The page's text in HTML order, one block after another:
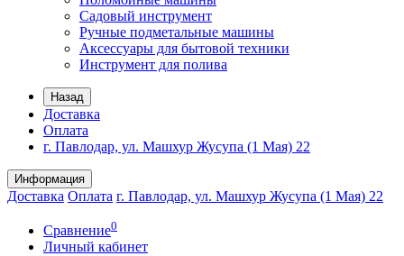
Садовый инструмент
Ручные подметальные машины
Аксессуары для бытовой техники
Инструмент для полива
Назад
Доставка
Оплата
г. Павлодар, ул. Машхур Жусупа (1 Мая) 22
Информация
Доставка Оплата г. Павлодар, ул. Машхур Жусупа (1 Мая) 22
Сравнение0
Личный кабинет